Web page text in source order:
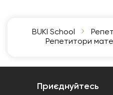
BUKI School
Репетитори
Приєднуйтесь